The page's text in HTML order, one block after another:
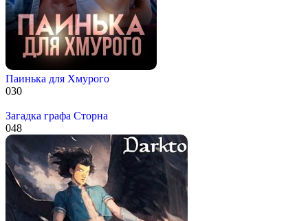
Паинька для Хмурого
030
Загадка графа Сторна
048